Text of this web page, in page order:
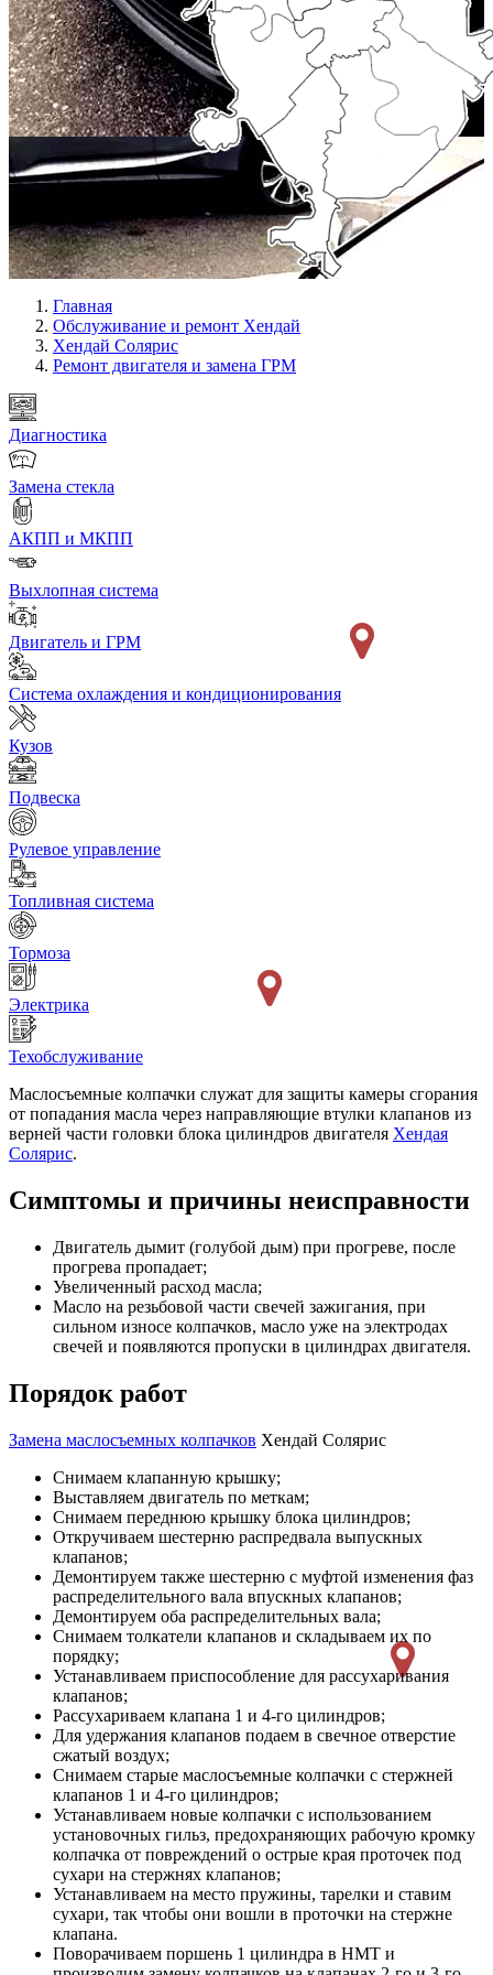
Главная
Обслуживание и ремонт Хендай
Хендай Солярис
Ремонт двигателя и замена ГРМ
Диагностика
Замена стекла
АКПП и МКПП
Выхлопная система
Двигатель и ГРМ
Система охлаждения и кондиционирования
Кузов
Подвеска
Рулевое управление
Топливная система
Тормоза
Электрика
Техобслуживание
Маслосъемные колпачки служат для защиты камеры сгорания
от попадания масла через направляющие втулки клапанов из
верней части головки блока цилиндров двигателя Хендая
Солярис.
Симптомы и причины неисправности
Двигатель дымит (голубой дым) при прогреве, после
прогрева пропадает;
Увеличенный расход масла;
Масло на резьбовой части свечей зажигания, при
сильном износе колпачков, масло уже на электродах
свечей и появляются пропуски в цилиндрах двигателя.
Порядок работ
Замена маслосъемных колпачков Хендай Солярис
Снимаем клапанную крышку;
Выставляем двигатель по меткам;
Снимаем переднюю крышку блока цилиндров;
Откручиваем шестерню распредвала выпускных
клапанов;
Демонтируем также шестерню с муфтой изменения фаз
распределительного вала впускных клапанов;
Демонтируем оба распределительных вала;
Снимаем толкатели клапанов и складываем их по
порядку;
Устанавливаем приспособление для рассухаривания
клапанов;
Рассухариваем клапана 1 и 4-го цилиндров;
Для удержания клапанов подаем в свечное отверстие
сжатый воздух;
Снимаем старые маслосъемные колпачки с стержней
клапанов 1 и 4-го цилиндров;
Устанавливаем новые колпачки с использованием
установочных гильз, предохраняющих рабочую кромку
колпачка от повреждений о острые края проточек под
сухари на стержнях клапанов;
Устанавливаем на место пружины, тарелки и ставим
сухари, так чтобы они вошли в проточки на стержне
клапана.
Поворачиваем поршень 1 цилиндра в НМТ и